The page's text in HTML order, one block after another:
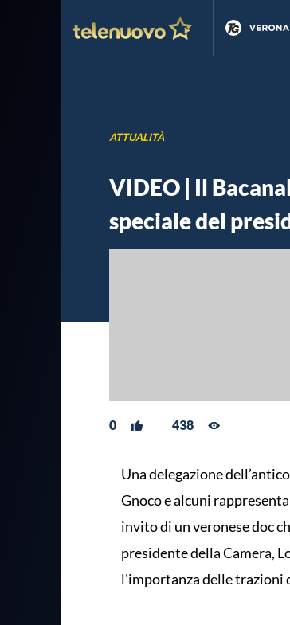
ATTUALITÀ
VIDEO | Il
speciale del
0 438
Una delegazione
Gnoco e alcuni
invito di un veronese doc
presidente della Camera,
l'importanza delle trazioni